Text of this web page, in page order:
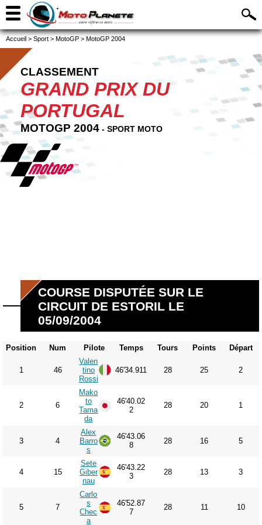
Accueil > Sport > MotoGP > MotoGP 2004
CLASSEMENT
GRAND PRIX DU
PORTUGAL
MOTOGP 2004 - SPORT MOTO
COURSE DISPUTÉE SUR LE
CIRCUIT DE ESTORIL LE
05/09/2004
Position Num Pilote Temps Tours Points Départ
1 46
Valen
tino
Rossi
46'34.911 28 25 2
2 6
Mako
to
Tama
da
46'40.02
2
28 20 1
3 4
Alex
Barro
s
46'43.06
8
28 16 5
4 15
Sete
Giber
nau
46'43.22
3
28 13 3
5 7
Carlo
s
Chec
a
46'52.87
7
28 11 10